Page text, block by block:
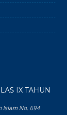
IX TAHUN
Islam No. 694